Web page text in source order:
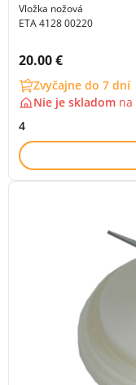
Vložka nožová
ETA 4128 00220
Cena s DPH:
20.00 €
Zvyčajne do 7 dní
Nie je skladom na
4